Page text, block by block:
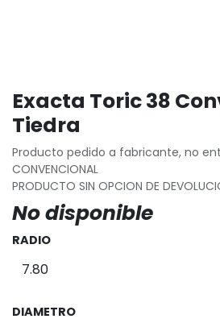
Exacta Toric 38
Tiedra
Producto pedido a fabricante, no
CONVENCIONAL
PRODUCTO SIN OPCION DE
No disponible
RADIO
DIAMETRO